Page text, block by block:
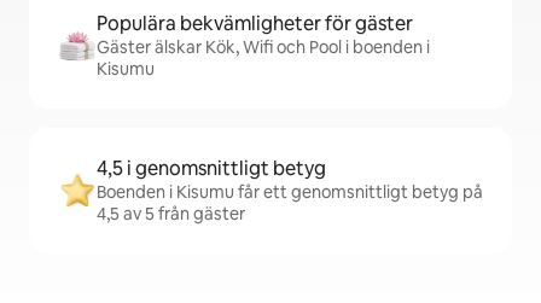
Populära bekvämligheter för gäster
Gäster älskar Kök, Wifi och Pool i boenden i
Kisumu
4,5 i genomsnittligt betyg
Boenden i Kisumu får ett genomsnittligt betyg på
4,5 av 5 från gäster